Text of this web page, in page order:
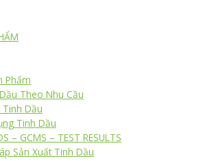
Phẩm
Theo Nhu Cầu
Tinh Dầu
Tinh Dầu
– GCMS – TEST RESULTS
Sản Xuất Tinh Dầu